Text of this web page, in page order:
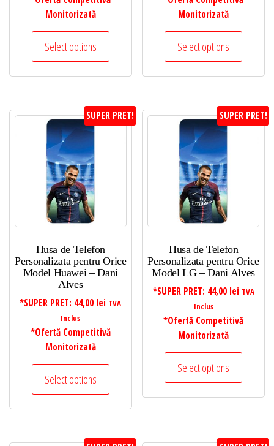
Monitorizată
Select options
Monitorizată
Select options
SUPER PRET!
Husa de Telefon
Personalizata pentru Orice
Model Huawei – Dani
Alves
*SUPER PRET: 44,00 lei TVA
Inclus
*Ofertă Competitivă
Monitorizată
Select options
SUPER PRET!
Husa de Telefon
Personalizata pentru Orice
Model LG – Dani Alves
*SUPER PRET: 44,00 lei TVA
Inclus
*Ofertă Competitivă
Monitorizată
Select options